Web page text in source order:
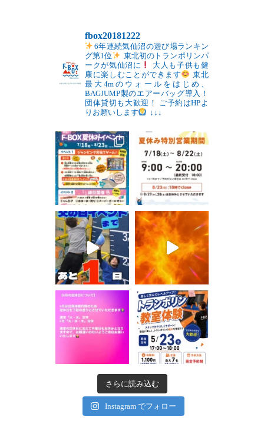
fbox20181222
6年連続気仙沼の遊び場ランキン
グ第1位
東北初のトランポリンパ
ークが気仙沼に
大人も子供も健
康に楽しむことができます
東北
最大4mのウォールをはじめ、
BAGJUMP製のエアーバッグ導入！
団体貸切も大歓迎！
ご予約はHPよ
りお願いします
↓↓↓
さらに読み込む
Instagram でフォロー